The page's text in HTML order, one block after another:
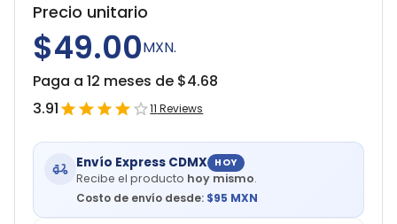
Precio unitario
$49.00MXN.
Paga a 12 meses de $4.68
3.91
11 Reviews
Envío Express CDMX HOY
Recibe el producto hoy mismo.
Costo de envío desde: $95 MXN